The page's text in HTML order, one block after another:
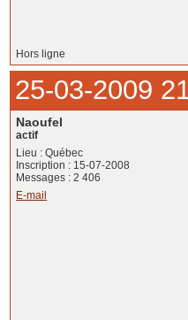
Hors ligne
25-03-2009
Naoufel
actif
Lieu : Québec
Inscription : 15-07-2008
Messages : 2 406
E-mail